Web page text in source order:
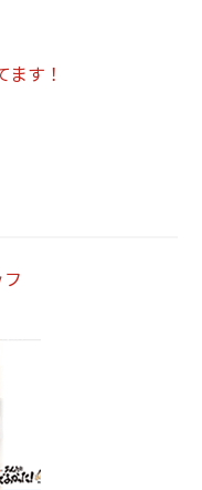
ます！